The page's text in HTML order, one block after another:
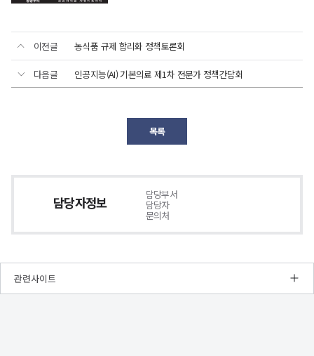
이전글 농식품 규제 합리화 정책토론회
다음글 인공지능(AI) 기본의료 제1차 전문가 정책간담회
목록
담당자정보 담당부서
담당자
문의처
관련사이트